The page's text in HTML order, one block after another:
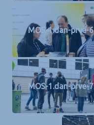
MOS-1.dan-prve-6
MOS-1.dan-prve-7